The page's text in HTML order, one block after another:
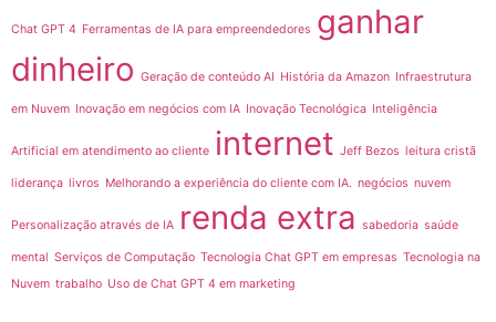
Chat GPT 4 Ferramentas de IA para empreendedores ganhar
dinheiro Geração de conteúdo AI História da Amazon Infraestrutura
em Nuvem Inovação em negócios com IA Inovação Tecnológica Inteligência
Artificial em atendimento ao cliente internet Jeff Bezos leitura cristã
liderança livros Melhorando a experiência do cliente com IA. negócios nuvem
Personalização através de IA renda extra sabedoria saúde
mental Serviços de Computação Tecnologia Chat GPT em empresas Tecnologia na
Nuvem trabalho Uso de Chat GPT 4 em marketing